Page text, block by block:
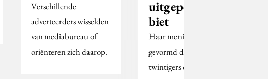
Verschillende
adverteerders wisselden
van mediabureau of
oriënteren zich daarop.
uitgeperste
biet
Haar mening wordt
gevormd door andere
twintigers die zeker